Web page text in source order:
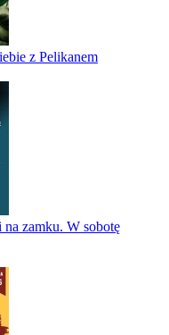
z Pelikanem
zamku. W sobotę